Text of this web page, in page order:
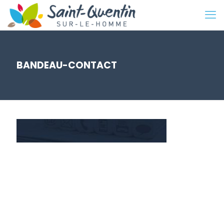
BANDEAU-CONTACT